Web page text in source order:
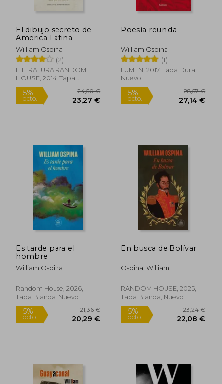
5%
dcto.
5%
dcto.
El dibujo secreto de
America Latina
William Ospina
(2)
LITERATURA RANDOM
HOUSE, 2014, Tapa
Blanda, Nuevo
Poesía reunida
William Ospina
(1)
LUMEN, 2017, Tapa Dura,
Nuevo
Es tarde para el
hombre
William Ospina
Random House, 2026,
Tapa Blanda, Nuevo
En busca de Bolívar
Ospina, William
RANDOM HOUSE, 2025,
Tapa Blanda, Nuevo